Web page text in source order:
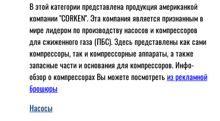
В этой категории представлена продукция американкой
компании "CORKEN". Эта компания является признанным в
мире лидером по производству насосов и компрессоров
для сжиженного газа (ПБС). Здесь представлены как сами
компрессоры, так и компрессорные аппараты, а также
запасные части и основания для компрессоров. Инфо-
обзор о компрессорах Вы можете посмотретьиз рекламной
брошюры
Насосы